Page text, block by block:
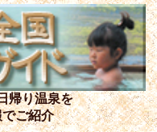
帰り温泉を
ご紹介